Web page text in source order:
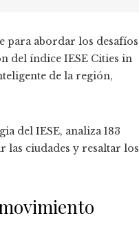
para abordar los desafíos
del índice IESE Cities in
de la región,
del IESE, analiza 183
las ciudades y resaltar los